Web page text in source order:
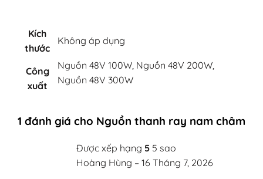
Kích
thước
Không áp dụng
Công
xuất
Nguồn 48V 100W, Nguồn 48V 200W,
Nguồn 48V 300W
1 đánh giá cho Nguồn thanh ray nam châm
Được xếp hạng 5 5 sao
Hoàng Hùng – 16 Tháng 7, 2026